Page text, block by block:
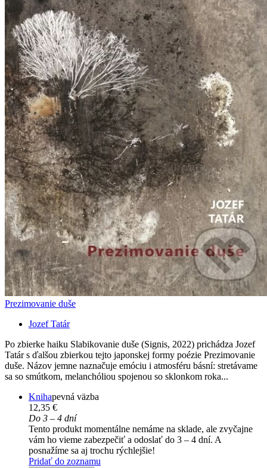
Prezimovanie duše
Jozef Tatár
Po zbierke haiku Slabikovanie duše (Signis, 2022) prichádza Jozef
Tatár s ďalšou zbierkou tejto japonskej formy poézie Prezimovanie
duše. Názov jemne naznačuje emóciu i atmosféru básní: stretávame
sa so smútkom, melanchóliou spojenou so sklonkom roka...
Knihapevná väzba
12,35 €
Do 3 – 4 dní
Tento produkt momentálne nemáme na sklade, ale zvyčajne
vám ho vieme zabezpečiť a odoslať do 3 – 4 dní. A
posnažíme sa aj trochu rýchlejšie!
Pridať do zoznamu